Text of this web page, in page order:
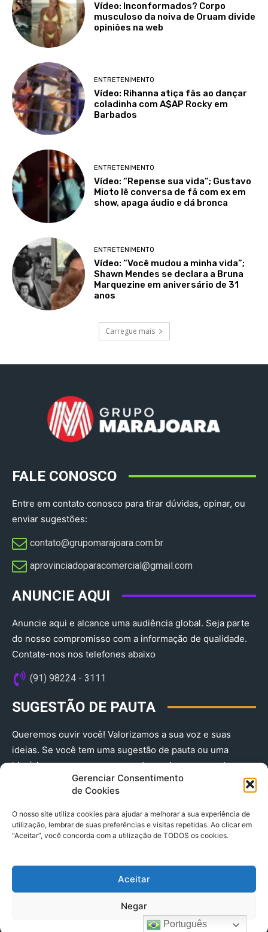
Gerenciar Consentimento
de Cookies
O nosso site utiliza cookies para ajudar a melhorar a sua experiência de
utilização, lembrar de suas preferências e visitas repetidas. Ao clicar em
“Aceitar”, você concorda com a utilização de TODOS os cookies.
Aceitar
Negar
Vídeo: Inconformados? Corpo
musculoso da noiva de Oruam divide
opiniões na web
ENTRETENIMENTO
Vídeo: Rihanna atiça fãs ao dançar
coladinha com A$AP Rocky em
Barbados
ENTRETENIMENTO
Vídeo: “Repense sua vida”; Gustavo
Mioto lê conversa de fã com ex em
show, apaga áudio e dá bronca
ENTRETENIMENTO
Vídeo: “Você mudou a minha vida”;
Shawn Mendes se declara a Bruna
Marquezine em aniversário de 31
anos
Carregue mais
FALE CONOSCO
Entre em contato conosco para tirar dúvidas, opinar, ou
enviar sugestões:
contato@grupomarajoara.com.br
aprovinciadoparacomercial@gmail.com​
ANUNCIE AQUI
Anuncie aqui e alcance uma audiência global. Seja parte
do nosso compromisso com a informação de qualidade.
Contate-nos nos telefones abaixo
(91) 98224 - 3111
SUGESTÃO DE PAUTA
Queremos ouvir você! Valorizamos a sua voz e suas
ideias. Se você tem uma sugestão de pauta ou uma
história que merece ser contada, envie-nos agora!
(91) 98224 - 3111
© 2025 A Província do Pará CNPJ: 04.901.141/0001-36 End .
Trav. Quintino Bocaiuva 2301, Ed. Rogério Fernandez – Sala
2701- Cremação – CEP 66045.315
Português